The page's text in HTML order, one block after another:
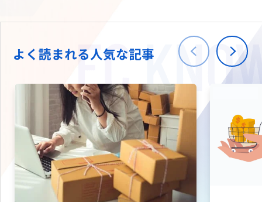
海外進出・現地
W2
拡張プラグイン一覧
会社情報
TW
よく読まれる人気な記事